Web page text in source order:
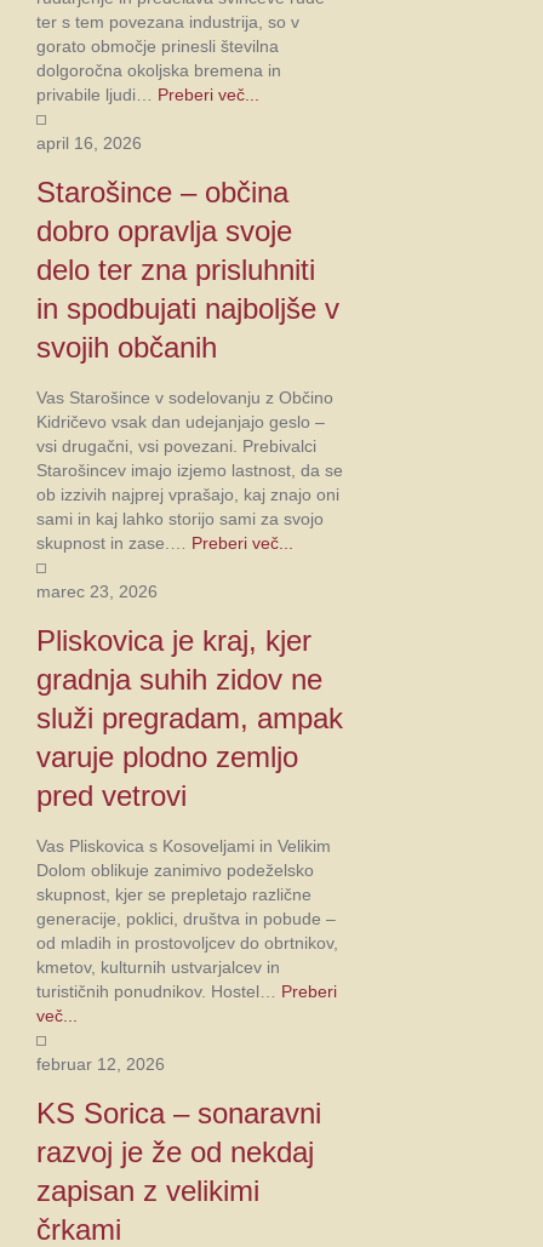
ter s tem povezana industrija, so v
gorato območje prinesli številna
dolgoročna okoljska bremena in
privabile ljudi… Preberi več...
april 16, 2026
Starošince – občina
dobro opravlja svoje
delo ter zna prisluhniti
in spodbujati najboljše v
svojih občanih
Vas Starošince v sodelovanju z Občino
Kidričevo vsak dan udejanjajo geslo –
vsi drugačni, vsi povezani. Prebivalci
Starošincev imajo izjemo lastnost, da se
ob izzivih najprej vprašajo, kaj znajo oni
sami in kaj lahko storijo sami za svojo
skupnost in zase.… Preberi več...
marec 23, 2026
Pliskovica je kraj, kjer
gradnja suhih zidov ne
služi pregradam, ampak
varuje plodno zemljo
pred vetrovi
Vas Pliskovica s Kosoveljami in Velikim
Dolom oblikuje zanimivo podeželsko
skupnost, kjer se prepletajo različne
generacije, poklici, društva in pobude –
od mladih in prostovoljcev do obrtnikov,
kmetov, kulturnih ustvarjalcev in
turističnih ponudnikov. Hostel… Preberi
več...
februar 12, 2026
KS Sorica – sonaravni
razvoj je že od nekdaj
zapisan z velikimi
črkami